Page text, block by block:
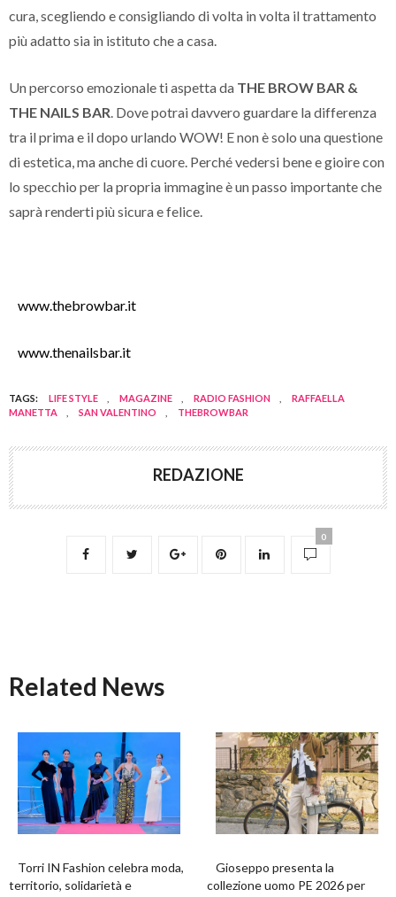
cura, scegliendo e consigliando di volta in volta il trattamento
più adatto sia in istituto che a casa.
Un percorso emozionale ti aspetta da THE BROW BAR &
THE NAILS BAR. Dove potrai davvero guardare la differenza
tra il prima e il dopo urlando WOW! E non è solo una questione
di estetica, ma anche di cuore. Perché vedersi bene e gioire con
lo specchio per la propria immagine è un passo importante che
saprà renderti più sicura e felice.
www.thebrowbar.it
www.thenailsbar.it
TAGS: LIFE STYLE MAGAZINE RADIO FASHION
RAFFAELLA
MANETTA
SAN VALENTINO THEBROWBAR
REDAZIONE
0
Related News
Torri IN Fashion celebra moda,
territorio, solidarietà e
Gioseppo presenta la
collezione uomo PE 2026 per